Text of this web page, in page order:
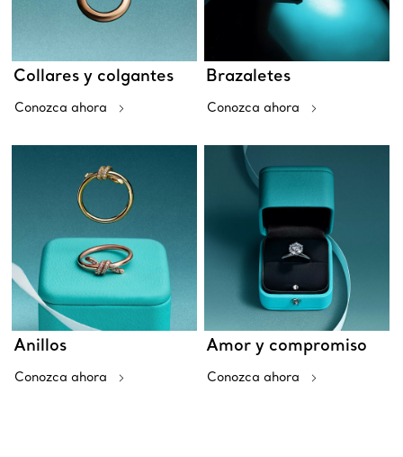
Collares y colgantes
Conozca ahora
Brazaletes
Conozca ahora
Anillos
Conozca ahora
Amor y compromiso
Conozca ahora